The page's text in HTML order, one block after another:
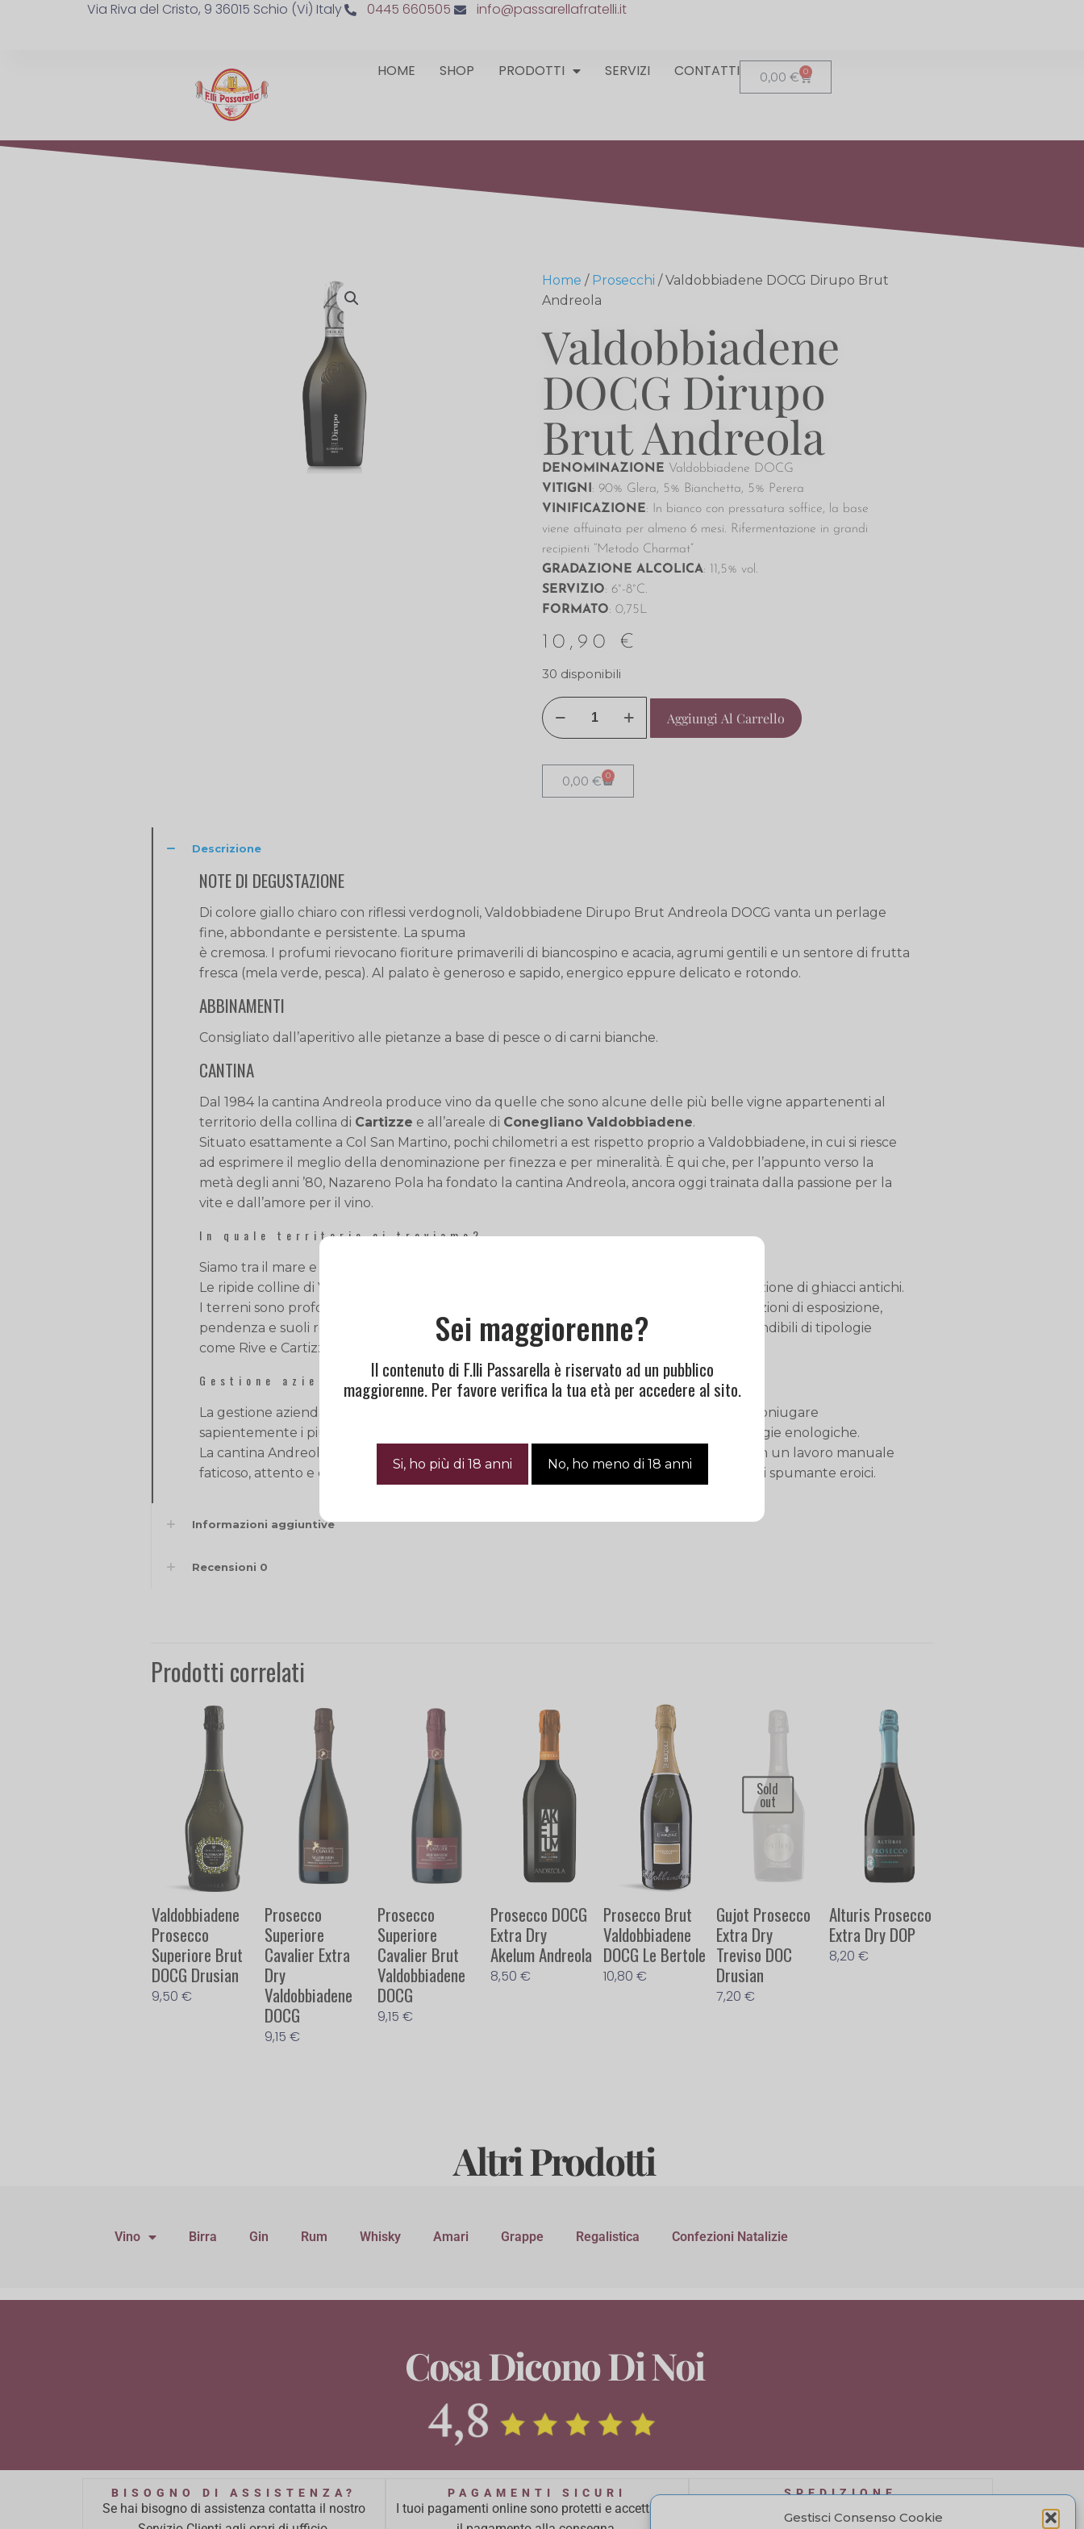
Gestisci Consenso Cookie
Via Riva del Cristo, 9 36015 Schio (Vi) Italy 0445 660505 info@passarellafratelli.it
HOME SHOP PRODOTTI SERVIZI CONTATTI 0,00 € 0
Home / Prosecchi / Valdobbiadene DOCG Dirupo Brut
Andreola
Valdobbiadene
DOCG Dirupo
Brut Andreola
DENOMINAZIONE Valdobbiadene DOCG
VITIGNI : 90% Glera, 5% Bianchetta, 5% Perera
VINIFICAZIONE: In bianco con pressatura soffice, la base
viene affuinata per almeno 6 mesi. Rifermentazione in grandi
recipienti “Metodo Charmat”
GRADAZIONE ALCOLICA: 11,5% vol.
SERVIZIO: 6°-8°C.
FORMATO: 0,75L
10,90 €
30 disponibili
Aggiungi Al Carrello
0,00 € 0
Descrizione
NOTE DI DEGUSTAZIONE
Di colore giallo chiaro con riflessi verdognoli, Valdobbiadene Dirupo Brut Andreola DOCG vanta un perlage
fine, abbondante e persistente. La spuma
è cremosa. I profumi rievocano fioriture primaverili di biancospino e acacia, agrumi gentili e un sentore di frutta
fresca (mela verde, pesca). Al palato è generoso e sapido, energico eppure delicato e rotondo.
ABBINAMENTI
Consigliato dall’aperitivo alle pietanze a base di pesce o di carni bianche.
CANTINA
Dal 1984 la cantina Andreola produce vino da quelle che sono alcune delle più belle vigne appartenenti al
territorio della collina di Cartizze e all’areale di Conegliano Valdobbiadene.
Situato esattamente a Col San Martino, pochi chilometri a est rispetto proprio a Valdobbiadene, in cui si riesce
ad esprimere il meglio della denominazione per finezza e per mineralità. È qui che, per l’appunto verso la
metà degli anni ’80, Nazareno Pola ha fondato la cantina Andreola, ancora oggi trainata dalla passione per la
vite e dall’amore per il vino.
In quale territorio ci troviamo?
Siamo tra il mare e le Prealpi, circa 50 km da Venezia e 100km dalle Dolomiti.
Le ripide colline di Valdobbiadene, completamente esposte a sud, sono il risultato dell’azione di ghiacci antichi.
I terreni sono profondi, costituiti da roccia e sabbia con molta argilla. Le diverse combinazioni di esposizione,
pendenza e suoli rendono ogni micro zona unica: nascono qui le caratteristiche inconfondibili di tipologie
come Rive e Cartizze. Come il qui presente Valdobbiadene DOCG Dirupo Brut Andreola.
Gestione aziendale
La gestione aziendale, attualmente retta dal figlio di Nazareno, Stefano Pola, è volta a coniugare
sapientemente i più antichi metodi tradizionali con quelle che sono le moderne tecnologie enologiche.
La cantina Andreola vanta da sempre una viticoltura eroica, “fatto a mano”, ciò consiste in un lavoro manuale
faticoso, attento e quotidiano, svolto in ripide colline. Per questo si parla di viticoltura e di spumante eroici.
Informazioni aggiuntive
Recensioni 0
Prodotti correlati
Valdobbiadene
Prosecco
Superiore Brut
DOCG Drusian
9,50€
Prosecco
Superiore
Cavalier Extra
Dry
Valdobbiadene
DOCG
9,15€
Prosecco
Superiore
Cavalier Brut
Valdobbiadene
DOCG
9,15€
Prosecco DOCG
Extra Dry
Akelum Andreola
8,50€
Prosecco Brut
Valdobbiadene
DOCG Le Bertole
10,80€
Sold
out
Gujot Prosecco
Extra Dry
Treviso DOC
Drusian
7,20€
Alturis Prosecco
Extra Dry DOP
8,20€
Altri Prodotti
Vino Birra Gin Rum Whisky Amari Grappe Regalistica Confezioni Natalizie
Cosa Dicono Di Noi
BISOGNO DI ASSISTENZA?
Se hai bisogno di assistenza contatta il nostro
PAGAMENTI SICURI
I tuoi pagamenti online sono protetti e accettiamo
SPEDIZIONE
Sei maggiorenne?
Il contenuto di F.lli Passarella è riservato ad un pubblico
maggiorenne. Per favore verifica la tua età per accedere al sito.